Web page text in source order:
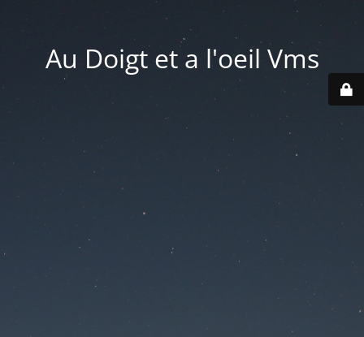
Au Doigt et a l'oeil Vms